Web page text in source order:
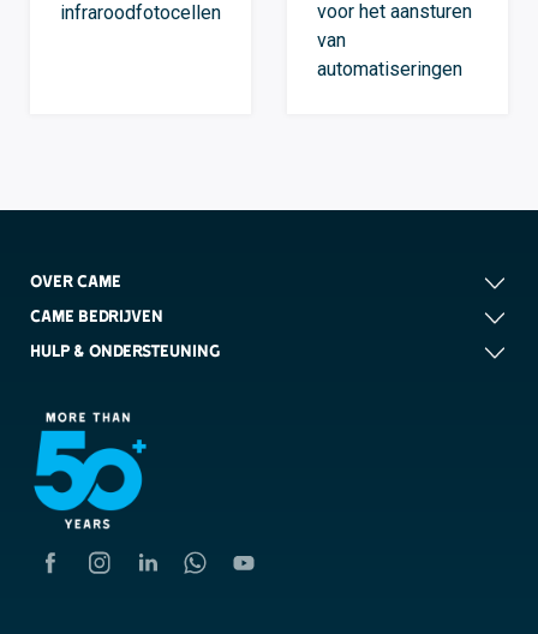
infraroodfotocellen
voor het aansturen
van
automatiseringen
OVER CAME
CAME BEDRIJVEN
HULP & ONDERSTEUNING